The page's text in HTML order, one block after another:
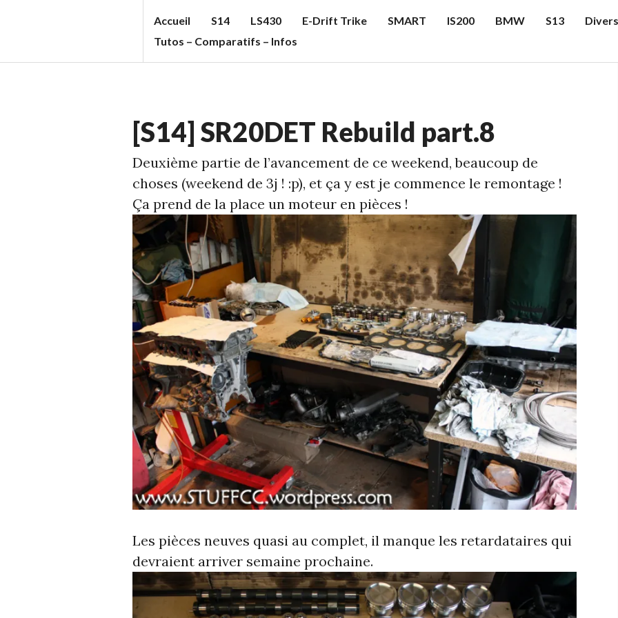
T
F
C
C
'S
B
L
O
G
Accueil S14 LS430 E-Drift Trike SMART IS200 BMW S13 Divers
Tutos – Comparatifs – Infos
S14
[S14] SR20DET Rebuild part.8
Deuxième partie de l’avancement de ce weekend, beaucoup de
choses (weekend de 3j ! :p), et ça y est je commence le remontage !
Ça prend de la place un moteur en pièces !
Les pièces neuves quasi au complet, il manque les retardataires qui
devraient arriver semaine prochaine.